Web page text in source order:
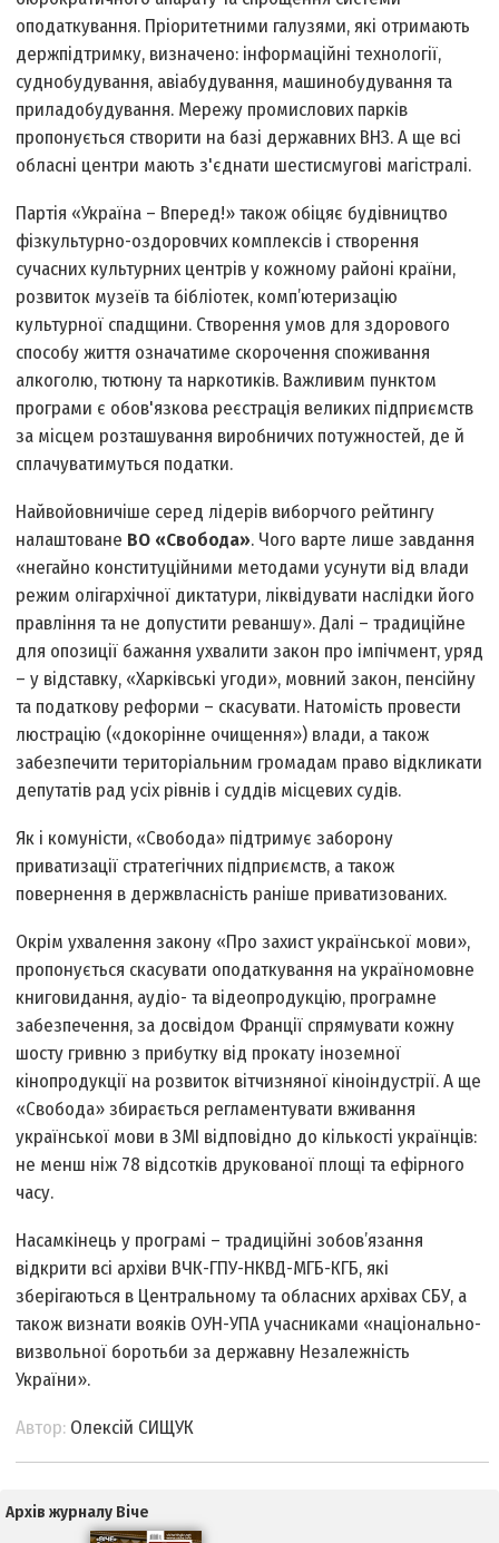
оподаткування. Пріоритетними галузями, які отримають
держпідтримку, визначено: інформаційні технології,
суднобудування, авіабудування, машинобудування та
приладобудування. Мережу промислових парків
пропонується створити на базі державних ВНЗ. А ще всі
обласні центри мають з'єднати шестисмугові магістралі.
Партія «Україна – Вперед!» також обіцяє будівництво
фізкультурно-оздоровчих комплексів і створення
сучасних культурних центрів у кожному районі країни,
розвиток музеїв та бібліотек, комп’ютеризацію
культурної спадщини. Створення умов для здорового
способу життя означатиме скорочення споживання
алкоголю, тютюну та наркотиків. Важливим пунктом
програми є обов'язкова реєстрація великих підприємств
за місцем розташування виробничих потужностей, де й
сплачуватимуться податки.
Найвойовничіше серед лідерів виборчого рейтингу
налаштоване ВО «Свобода». Чого варте лише завдання
«негайно конституційними методами усунути від влади
режим олігархічної диктатури, ліквідувати наслідки його
правління та не допустити реваншу». Далі – традиційне
для опозиції бажання ухвалити закон про імпічмент, уряд
– у відставку, «Харківські угоди», мовний закон, пенсійну
та податкову реформи – скасувати. Натомість провести
люстрацію («докорінне очищення») влади, а також
забезпечити територіальним громадам право відкликати
депутатів рад усіх рівнів і суддів місцевих судів.
Як і комуністи, «Свобода» підтримує заборону
приватизації стратегічних підприємств, а також
повернення в держвласність раніше приватизованих.
Окрім ухвалення закону «Про захист української мови»,
пропонується скасувати оподаткування на україномовне
книговидання, аудіо- та відеопродукцію, програмне
забезпечення, за досвідом Франції спрямувати кожну
шосту гривню з прибутку від прокату іноземної
кінопродукції на розвиток вітчизняної кіноіндустрії. А ще
«Свобода» збирається регламентувати вживання
української мови в ЗМІ відповідно до кількості українців:
не менш ніж 78 відсотків друкованої площі та ефірного
часу.
Насамкінець у програмі – традиційні зобов’язання
відкрити всі архіви ВЧК-ГПУ-НКВД-МГБ-КГБ, які
зберігаються в Центральному та обласних архівах СБУ, а
також визнати вояків ОУН-УПА учасниками «національно-
визвольної боротьби за державну Незалежність
України».
Автор: Олексій СИЩУК
Архів журналу Віче